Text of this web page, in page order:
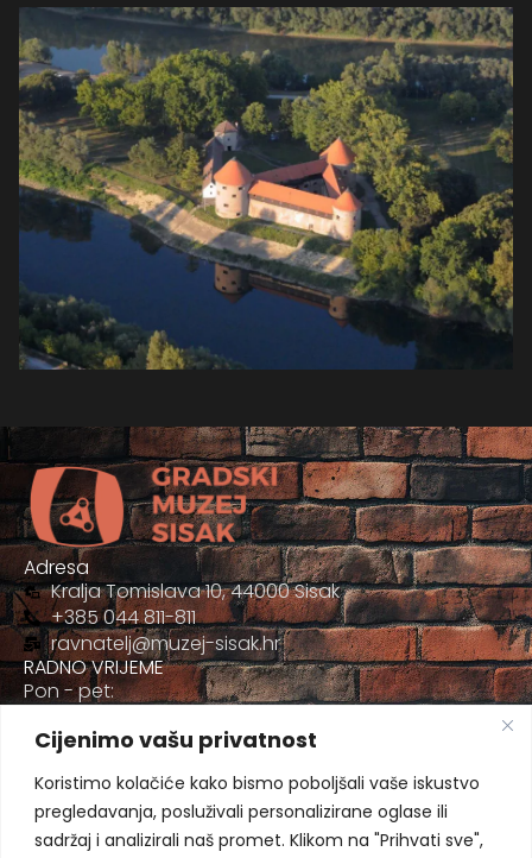
Cijenimo vašu privatnost
Koristimo kolačiće kako bismo poboljšali vaše iskustvo
pregledavanja, posluživali personalizirane oglase ili
sadržaj i analizirali naš promet. Klikom na "Prihvati sve",
Adresa
Kralja Tomislava 10, 44000 Sisak
+385 044 811-811
ravnatelj@muzej-sisak.hr
RADNO VRIJEME
Pon - pet:
Sub